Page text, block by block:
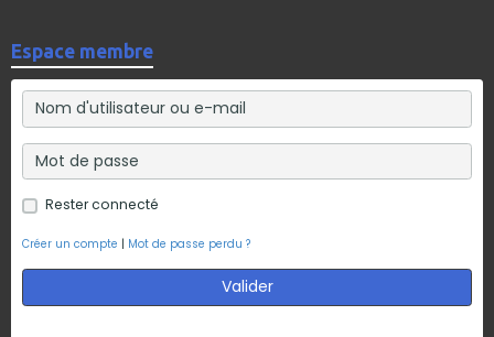
Espace membre
Rester connecté
Créer un compte | Mot de passe perdu ?
Valider